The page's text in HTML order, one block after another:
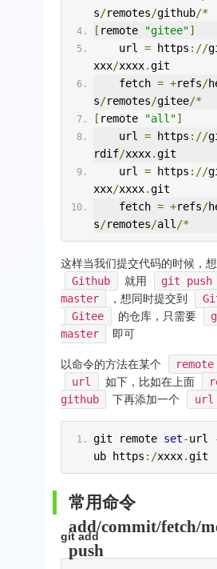
s/remotes/github/*
[ remote "gitee"]
    url
= https ://
xxx/xxxx.git
    fetch
= +refs/
s/remotes/gitee/*
[ remote "all"]
    url
= https ://
rdif/xxxx.git
    url
= https ://
xxx/xxxx.git
    fetch
= +refs/
s/remotes/all /*
这样当我们提交代码的时候，
Github
就用
git push
master
，想同时提交到
Gitee
的仓库，只需要
master
即可
以命令的方法在某个 remote
url
如下，比如在上面
github
下再添加一个 url
git remote set-url
ub https :/xxxx.git
常用命令
add/commit/fetch/
push
git add